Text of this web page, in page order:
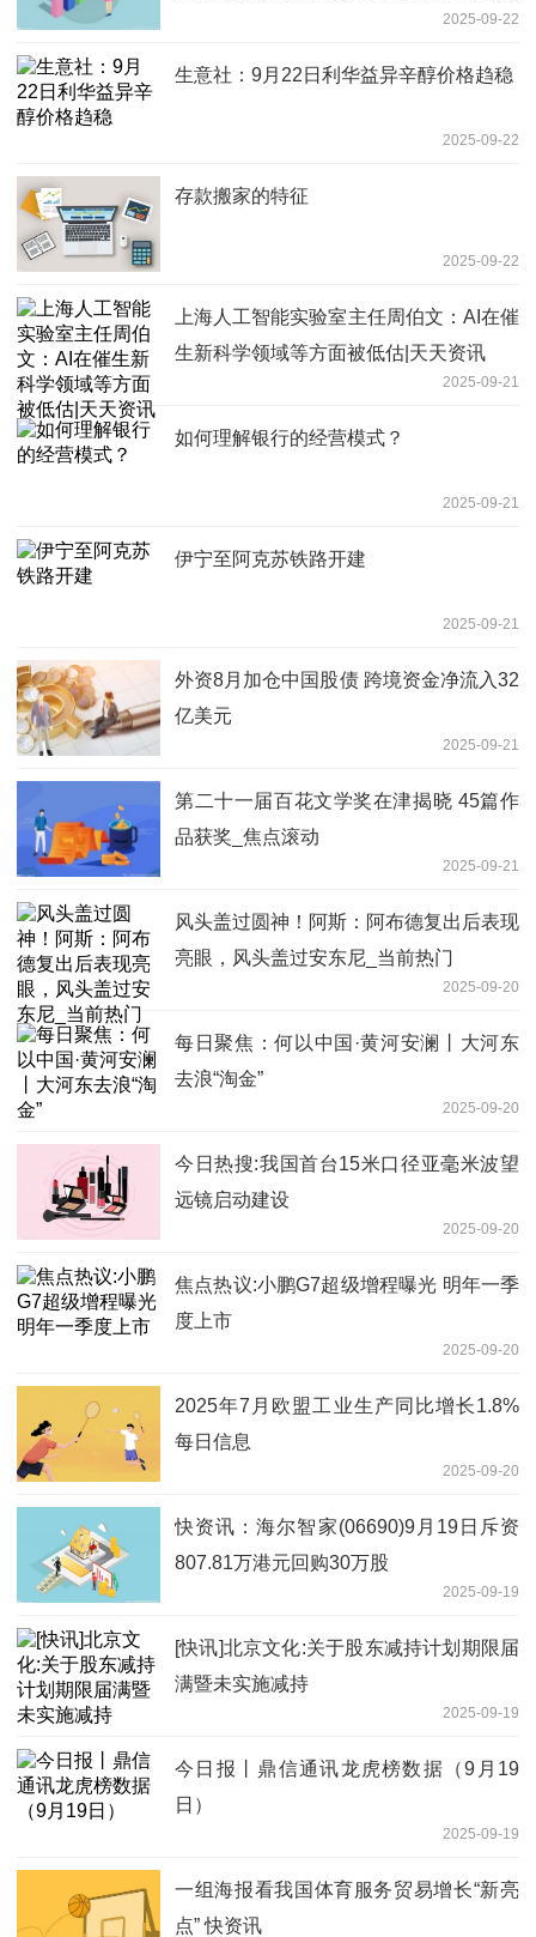
2025-09-22
生意社：9月22日利华益异辛醇价格趋稳
2025-09-22
存款搬家的特征
2025-09-22
上海人工智能实验室主任周伯文：AI在催
生新科学领域等方面被低估|天天资讯
2025-09-21
如何理解银行的经营模式？
2025-09-21
伊宁至阿克苏铁路开建
2025-09-21
外资8月加仓中国股债 跨境资金净流入32
亿美元
2025-09-21
第二十一届百花文学奖在津揭晓 45篇作
品获奖_焦点滚动
2025-09-21
风头盖过圆神！阿斯：阿布德复出后表现
亮眼，风头盖过安东尼_当前热门
2025-09-20
每日聚焦：何以中国·黄河安澜丨大河东
去浪“淘金”
2025-09-20
今日热搜:我国首台15米口径亚毫米波望
远镜启动建设
2025-09-20
焦点热议:小鹏G7超级增程曝光 明年一季
度上市
2025-09-20
2025年7月欧盟工业生产同比增长1.8%
每日信息
2025-09-20
快资讯：海尔智家(06690)9月19日斥资
807.81万港元回购30万股
2025-09-19
[快讯]北京文化:关于股东减持计划期限届
满暨未实施减持
2025-09-19
今日报丨鼎信通讯龙虎榜数据（9月19
日）
2025-09-19
一组海报看我国体育服务贸易增长“新亮
点” 快资讯